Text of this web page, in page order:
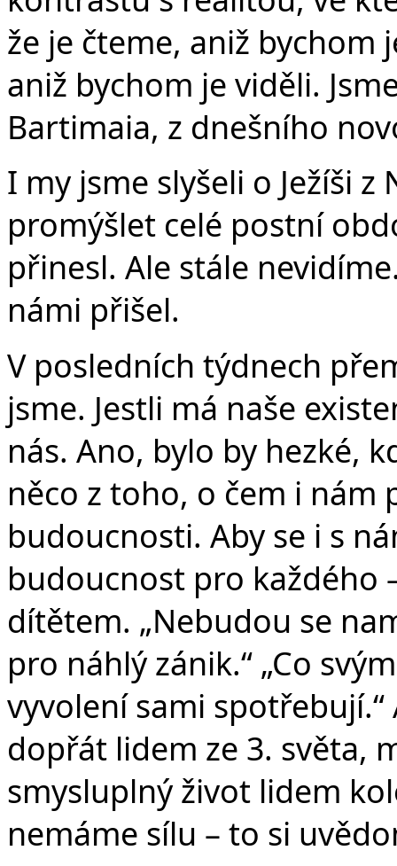
že je čteme, aniž bychom
aniž bychom je viděli.
Bartimaia, z dnešního
I my jsme slyšeli o Ježíši z
promýšlet celé postní
přinesl. Ale stále
námi přišel.
V posledních týdnech
jsme. Jestli má naše
nás. Ano, bylo by hezké,
něco z toho, o čem i nám
budoucnosti. Aby se i s
budoucnost pro každého
dítětem. „Nebudou se
pro náhlý zánik.“ „Co
vyvolení sami
dopřát lidem ze 3. světa,
smysluplný život lidem
nemáme sílu – to si